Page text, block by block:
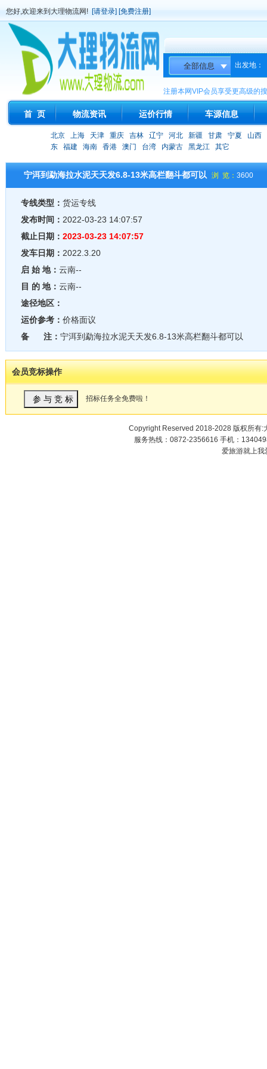
您好,欢迎来到大理物流网! [请登录] [免费注册]
出发地：
注册本网VIP会员享受更高级的
首 页 物流资讯 运价行情 车源信息
北京 上海 天津 重庆 吉林 辽宁 河北 新疆 甘肃 宁夏
山西
东
福建 海南 香港 澳门 台湾 内蒙古 黑龙江 其它
宁洱到勐海拉水泥天天发6.8-13米高栏翻斗都可以 浏 览： 3600
专线类型： 货运专线
发布时间： 2022-03-23 14:07:57
截止日期： 2023-03-23 14:07:57
发车日期： 2022.3.20
启 始 地： 云南--
目 的 地： 云南--
途径地区：
运价参考： 价格面议
备 注： 宁洱到勐海拉水泥天天发6.8-13米高栏翻斗都可以
会员竞标操作
招标任务全免费啦！
Copyright Reserved 2018-2028 版权所有:
服务热线：0872-2356616 手机：
爱旅游就上我